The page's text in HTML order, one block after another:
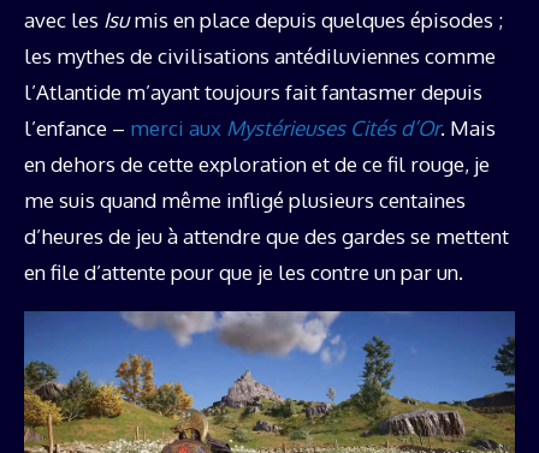
avec les Isumis en place depuis quelques épisodes ;
les mythes de civilisations antédiluviennes comme
l’Atlantide m’ayant toujours fait fantasmer depuis
l’enfance – merci aux Mystérieuses Cités d’Or. Mais
en dehors de cette exploration et de ce fil rouge, je
me suis quand même infligé plusieurs centaines
d’heures de jeu à attendre que des gardes se mettent
en file d’attente pour que je les contre un par un.